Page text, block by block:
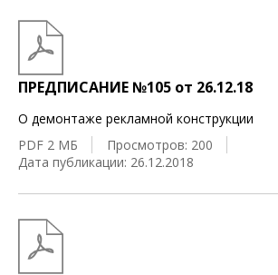
ПРЕДПИСАНИЕ №105 от 26.12.18
О демонтаже рекламной конструкции
PDF 2 МБ
Просмотров: 200
Дата публикации: 26.12.2018